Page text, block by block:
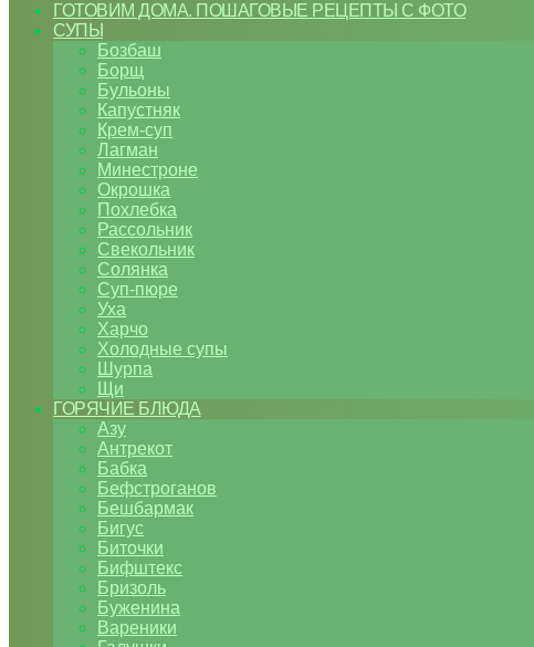
ГОТОВИМ ДОМА. ПОШАГОВЫЕ РЕЦЕПТЫ С ФОТО
СУПЫ
Бозбаш
Борщ
Бульоны
Капустняк
Крем-суп
Лагман
Минестроне
Окрошка
Похлебка
Рассольник
Свекольник
Солянка
Суп-пюре
Уха
Харчо
Холодные супы
Шурпа
Щи
ГОРЯЧИЕ БЛЮДА
Азу
Антрекот
Бабка
Бефстроганов
Бешбармак
Бигус
Биточки
Бифштекс
Бризоль
Буженина
Вареники